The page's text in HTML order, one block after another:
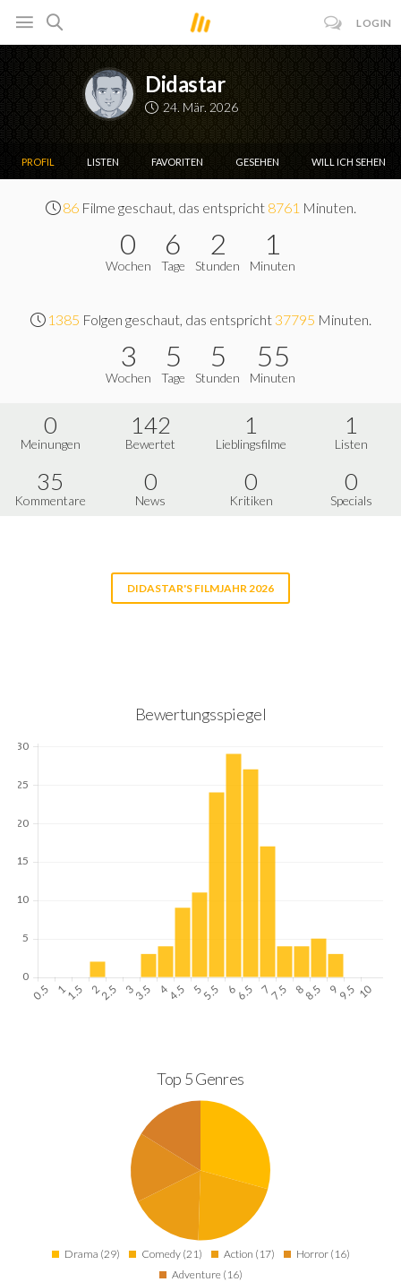
LOGIN
Didastar
24. Mär. 2026
PROFIL LISTEN FAVORITEN GESEHEN WILL ICH SEHEN
86Filme geschaut, das entspricht 8761 Minuten.
0
Wochen
6
Tage
2
Stunden
1
Minuten
1385 Folgen geschaut, das entspricht 37795 Minuten.
3
Wochen
5
Tage
5
Stunden
55
Minuten
0
Meinungen
142
Bewertet
1
Lieblingsfilme
1
Listen
35
Kommentare
0
News
0
Kritiken
0
Specials
DIDASTAR'S FILMJAHR 2026
Bewertungsspiegel
Top 5 Genres
Drama (29) Comedy (21) Action (17)
Horror (16)
Adventure (16)